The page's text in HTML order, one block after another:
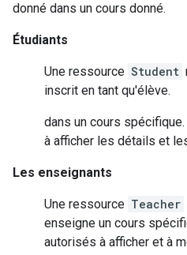
donné dans un cours donné.
Étudiants
Une ressource Student
inscrit en tant qu'élève.
dans un cours
à afficher les détails et
Les enseignants
Une ressource Teacher
enseigne un cours
autorisés à afficher et à